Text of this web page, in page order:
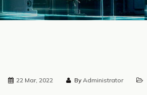
22 Mar, 2022 By Administrator